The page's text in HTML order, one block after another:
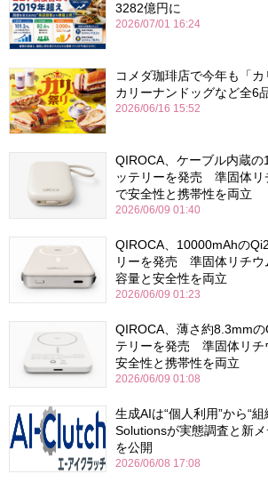
3282億円に
2026/07/01 16:24
コメダ珈琲店で今年も「
カリーナンドッグなど全6
2026/06/16 15:52
QIROCA、ケーブル内蔵
ッテリーを発売 準固体リ
で安全性と携帯性を両立
2026/06/09 01:40
QIROCA、10000mAhの
リーを発売 準固体リチウ
容量と安全性を両立
2026/06/09 01:23
QIROCA、薄さ約8.3mm
テリーを発売 準固体リチ
安全性と携帯性を両立
2026/06/09 01:08
生成AIは“個人利用”から“
Solutionsが実態調査と新メ
を公開
2026/06/08 17:08